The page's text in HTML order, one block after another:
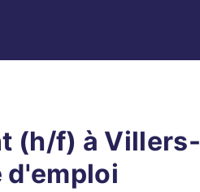
(h/f) à Villers-
d'emploi